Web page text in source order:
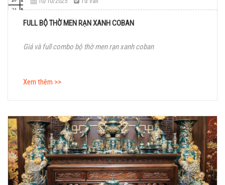
FULL BỘ THỜ MEN RẠN XANH COBAN
Giá và full combo bộ thờ men rạn xanh coban
Xem thêm >>